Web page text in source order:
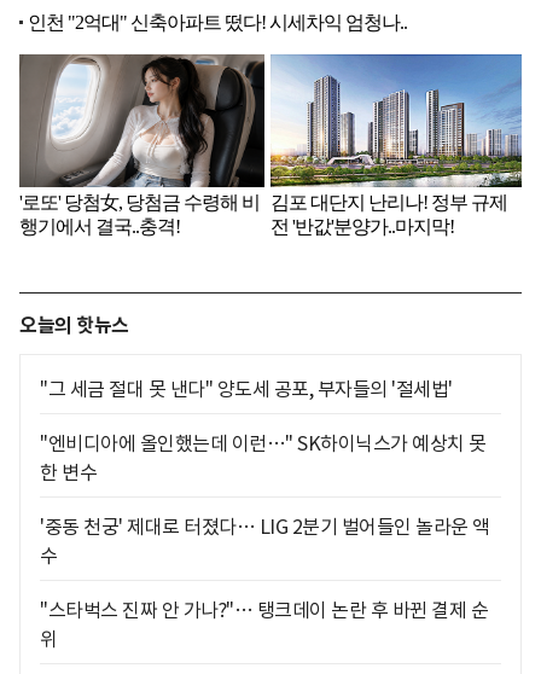
오늘의 핫뉴스
"그 세금 절대 못 낸다" 양도세 공포, 부자들의 '절세법'
"엔비디아에 올인했는데 이런…" SK하이닉스가 예상치 못
한 변수
'중동 천궁' 제대로 터졌다… LIG 2분기 벌어들인 놀라운 액
수
"스타벅스 진짜 안 가나?"… 탱크데이 논란 후 바뀐 결제 순
위